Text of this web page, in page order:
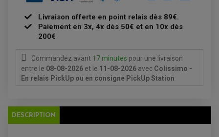
ECLAIRAGE MOTO
KIT RECONDITIONNEMENT DEMARREUR
POMPE A ESSENCE
REDRESSEUR / REGULATEUR
STATOR
ENTRETIEN MOTO
ATELIER, PADDOCK, STAND
ANTIPARASITE NGK
BOUGIE NGK
FILTRE ET ACCESSOIRE ESSENCE
OUTILLAGE
FREINAGE
ACCESSOIRE + VISSERIE FREINAGE
DISQUE DE FREIN ARRIERE
PLAQUETTE DE FREIN ARRIERE
MAÎTRE CYLINDRE
Livraison offerte en point relais dès 89€.
Paiement en 3x, 4x dès 50€ et en 10x dès
200€
Commandez avant 17 minutes pour une livraison
entre le 08-08-2026 et le 11-08-2026 avec Colissimo -
En relais PickUp ou en consigne PickUp Station
DESCRIPTION